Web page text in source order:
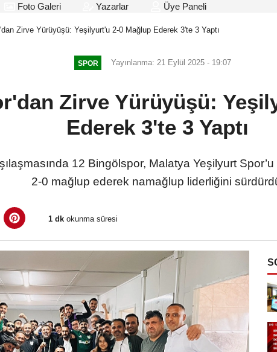
Foto Galeri Yazarlar Üye Paneli
Zirve Yürüyüşü: Yeşilyurt'u 2-0 Mağlup Ederek 3'te 3 Yaptı
SPOR Yayınlanma: 21 Eylül 2025 - 19:07
Zirve Yürüyüşü:
Ederek 3'te 3 Yaptı
12 Bingölspor, Malatya Yeşilyurt
2-0 mağlup ederek namağlup liderliğini
1 dk okunma süresi